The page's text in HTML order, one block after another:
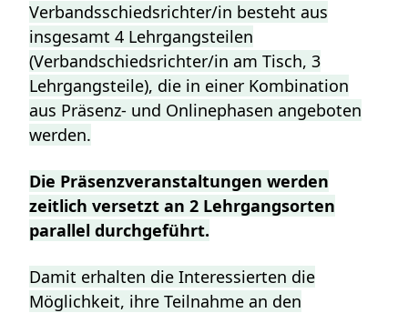
Verbandsschiedsrichter/in besteht aus
insgesamt 4 Lehrgangsteilen
(Verbandschiedsrichter/in am Tisch, 3
Lehrgangsteile), die in einer Kombination
aus Präsenz- und Onlinephasen angeboten
werden.
Die Präsenzveranstaltungen werden
zeitlich versetzt an 2 Lehrgangsorten
parallel durchgeführt.
Damit erhalten die Interessierten die
Möglichkeit, ihre Teilnahme an den